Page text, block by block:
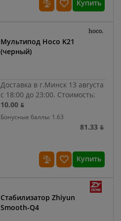
Купить
Мультипод Hoco K21
(черный)
Доставка в г.Минск 13 августа
с 18:00 до 23:00. Стоимость:
10.00 ƃ
Бонусные баллы: 1.63
81.33 ƃ
Купить
Стабилизатор Zhiyun
Smooth-Q4